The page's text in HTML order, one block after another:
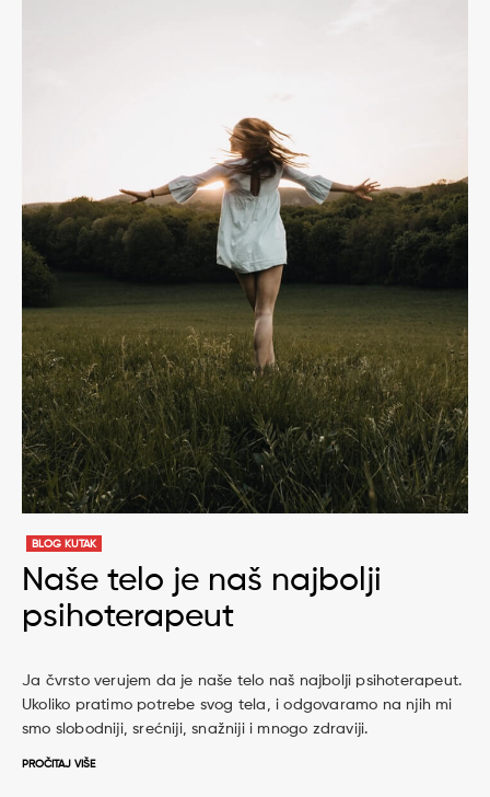
BLOG KUTAK
Naše telo je naš najbolji
psihoterapeut
Ja čvrsto verujem da je naše telo naš najbolji psihoterapeut.
Ukoliko pratimo potrebe svog tela, i odgovaramo na njih mi
smo slobodniji, srećniji, snažniji i mnogo zdraviji.
PROČITAJ VIŠE